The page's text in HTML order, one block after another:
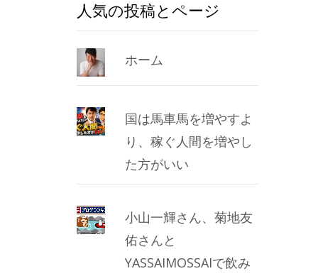
カ
イ
ブ
人気の投稿とページ
ホーム
国は馬車馬を増やすよ
り、稼ぐ人間を増やし
た方がいい
小山一輝さん、菊地友
佑さんと
YASSAIMOSSAIで飲み